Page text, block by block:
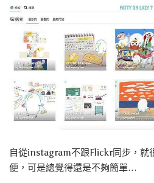
自從instagram不跟Flickr同步，就
便，可是總覺得還是不夠簡單…